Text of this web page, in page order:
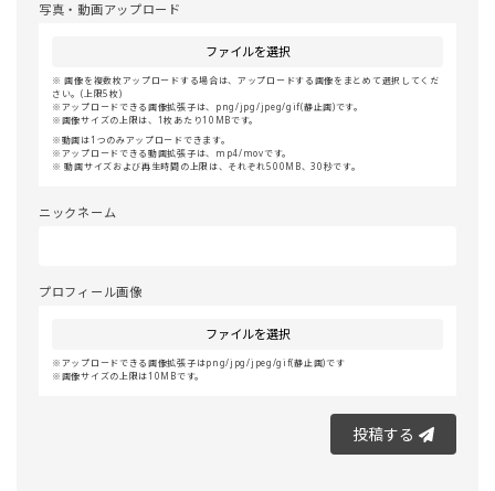
写真・動画アップロード
ファイルを選択
画像を複数枚アップロードする場合は、アップロードする画像をまとめて選択してくだ
さい。(上限5枚)
アップロードできる画像拡張子は、png/jpg/jpeg/gif(静止画)です。
画像サイズの上限は、1枚あたり10MBです。
動画は1つのみアップロードできます。
アップロードできる動画拡張子は、mp4/movです。
動画サイズおよび再生時間の上限は、それぞれ500MB、30秒です。
ニックネーム
プロフィール画像
ファイルを選択
アップロードできる画像拡張子はpng/jpg/jpeg/gif(静止画)です
画像サイズの上限は10MBです。
投稿する